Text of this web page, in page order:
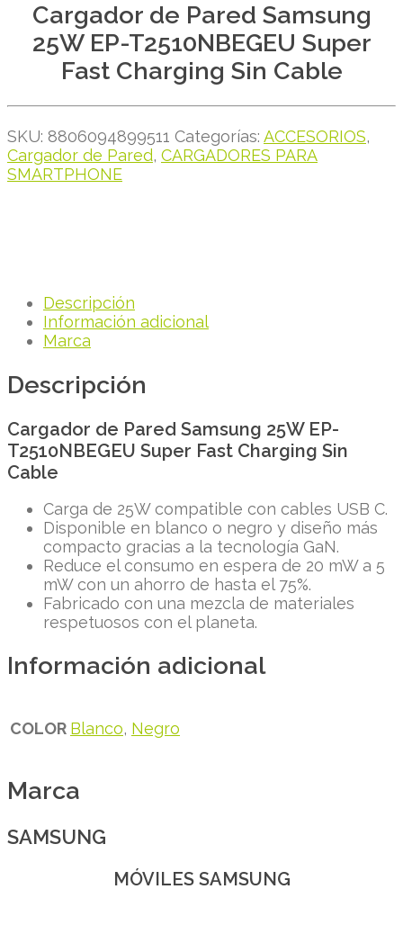
Cargador de Pared Samsung
25W EP-T2510NBEGEU Super
Fast Charging Sin Cable
SKU: 8806094899511 Categorías: ACCESORIOS,
Cargador de Pared, CARGADORES PARA
SMARTPHONE
Descripción
Información adicional
Marca
Descripción
Cargador de Pared Samsung 25W EP-
T2510NBEGEU Super Fast Charging Sin
Cable
Carga de 25W compatible con cables USB C.
Disponible en blanco o negro y diseño más
compacto gracias a la tecnología GaN.
Reduce el consumo en espera de 20 mW a 5
mW con un ahorro de hasta el 75%.
Fabricado con una mezcla de materiales
respetuosos con el planeta.
Información adicional
COLOR Blanco, Negro
Marca
SAMSUNG
MÓVILES SAMSUNG